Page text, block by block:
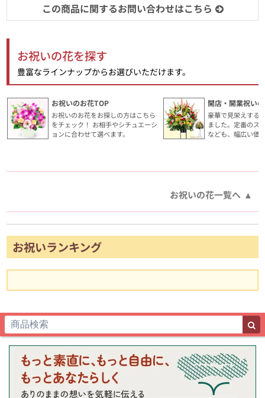
この商品に関するお問い合わせはこちら
お祝いの花を探す
豊富なラインナップからお選びいただけます。
お祝いのお花TOP
お祝いのお花をお探しの方はこちら
をチェック！ お相手やシチュエーシ
ョンに合わせて選べます。
開店・開業祝い
豪華で見栄えする
ました。定番のス
なども、幅広い価
お祝いの花一覧へ
お祝いランキング